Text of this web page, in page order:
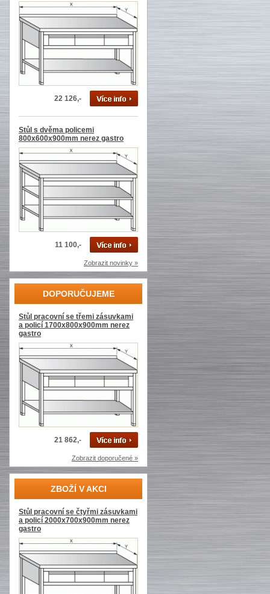
22 126,-
Stůl s dvěma policemi
800x600x900mm nerez gastro
11 100,-
Zobrazit novinky »
DOPORUČUJEME
Stůl pracovní se třemi zásuvkami
a policí 1700x800x900mm nerez
gastro
21 862,-
Zobrazit doporučené »
ZBOŽÍ V AKCI
Stůl pracovní se čtyřmi zásuvkami
a policí 2000x700x900mm nerez
gastro